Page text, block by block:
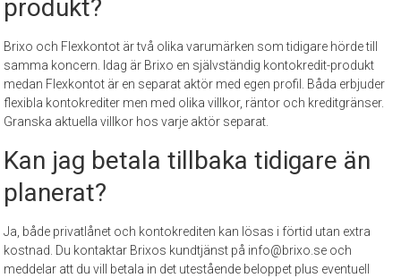
produkt?
Brixo och Flexkontot är två olika varumärken som tidigare hörde till
samma koncern. Idag är Brixo en självständig kontokredit-produkt
medan Flexkontot är en separat aktör med egen profil. Båda erbjuder
flexibla kontokrediter men med olika villkor, räntor och kreditgränser.
Granska aktuella villkor hos varje aktör separat.
Kan jag betala tillbaka tidigare än
planerat?
Ja, både privatlånet och kontokrediten kan lösas i förtid utan extra
kostnad. Du kontaktar Brixos kundtjänst på info@brixo.se och
meddelar att du vill betala in det utestående beloppet plus eventuell